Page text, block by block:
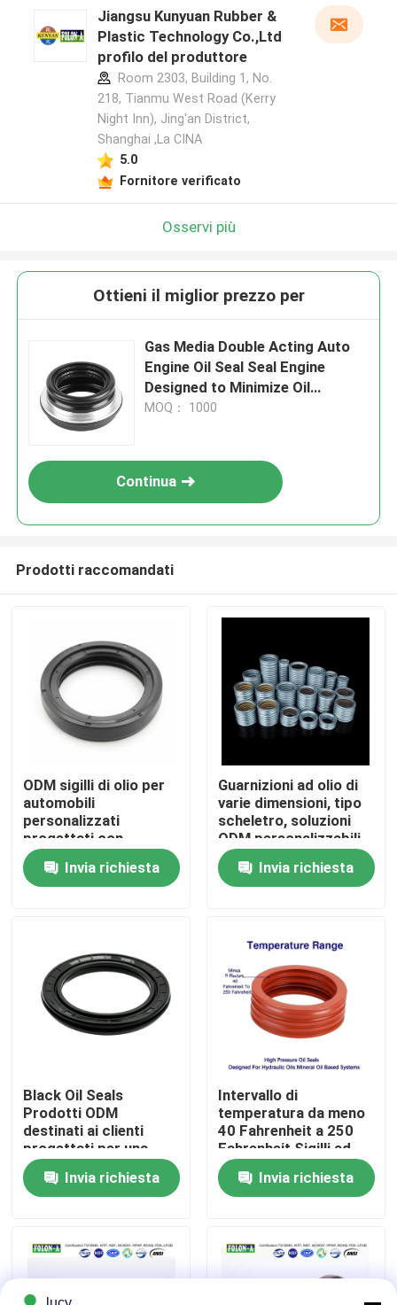
Casa
Prodotti
Chi siamo
Fatory Tour
Contattaci
notizie
Tutti i casi
giunti circolari di gomma
Jiangsu Kunyuan Rubber &
Plastic Technology Co.,Ltd
profilo del produttore
Room 2303, Building 1, No.
218, Tianmu West Road (Kerry
Night Inn), Jing'an District,
Shanghai ,La CINA
5.0
Fornitore verificato
Osservi più
Ottieni il miglior prezzo per
Gas Media Double Acting Auto
Engine Oil Seal Seal Engine
Designed to Minimize Oil
Leakage and Maximize Engine
MOQ： 1000
Continua
Prodotti raccomandati
ODM sigilli di olio per
automobili
personalizzati
progettati con
precisione per una
maggiore durata e
prevenzione delle
Invia richiesta
Guarnizioni ad olio di
varie dimensioni, tipo
scheletro, soluzioni
ODM personalizzabili
per la tenuta di
macchinari e
attrezzature pesanti
Invia richiesta
Black Oil Seals
Prodotti ODM
destinati ai clienti
progettati per una
maggiore durata e
resistenza in ambienti
difficili
Invia richiesta
Intervallo di
temperatura da meno
40 Fahrenheit a 250
Fahrenheit Sigilli ad
alta pressione per olio
idraulico Sistemi a
base di olio minerale
Invia richiesta